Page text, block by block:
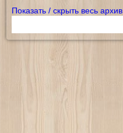
Показать / скрыть весь архив